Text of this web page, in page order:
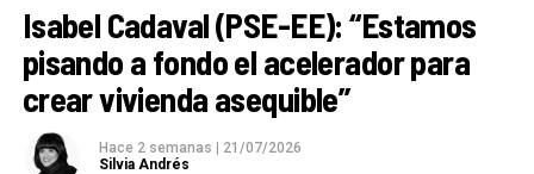
Isabel Cadaval (PSE-EE): “Estamos
pisando a fondo el acelerador para
crear vivienda asequible”
Hace 2 semanas
21/07/2026
Silvia Andrés